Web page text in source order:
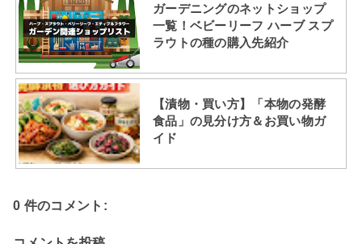
ガーデニングのネットショップ
一覧！ベビーリーフ ハーブ スプ
ラウトの種の購入先紹介
【漬物・買い方】「本物の発酵
食品」の見分け方＆お買い物ガ
イド
0 件のコメント: